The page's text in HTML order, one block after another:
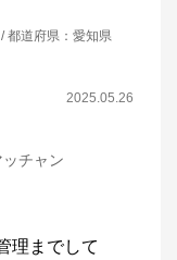
都道府県 ： 愛知県
2025.05.26
チャン
理までして